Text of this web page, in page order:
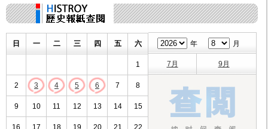
日 一 二 三 四 五 六
1
2 3 4 5 6 7 8
9 10 11 12 13 14 15
16 17 18 19 20 21 22
年 月
7月 9月